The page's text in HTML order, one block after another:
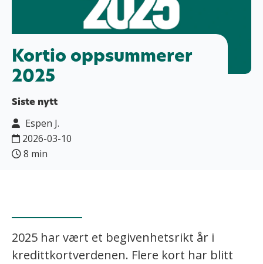
Kortio oppsummerer
2025
Siste nytt
Espen J.
2026-03-10
8 min
2025 har vært et begivenhetsrikt år i
kredittkortverdenen. Flere kort har blitt